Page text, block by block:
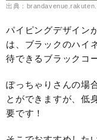
出典：
パイピングデザイン
は、ブラックのハイ
待できるブラックコ
ぽっちゃりさんの場
とができますが、低
要です！